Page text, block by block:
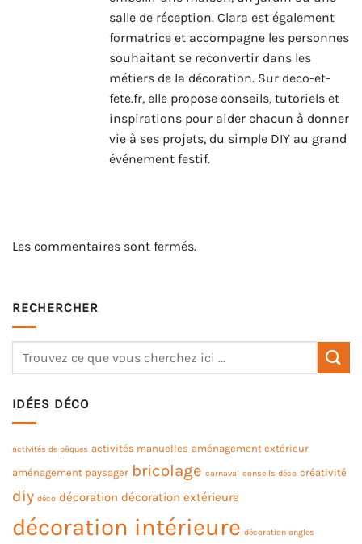
salle de réception. Clara est également
formatrice et accompagne les personnes
souhaitant se reconvertir dans les
métiers de la décoration. Sur deco-et-
fete.fr, elle propose conseils, tutoriels et
inspirations pour aider chacun à donner
vie à ses projets, du simple DIY au grand
événement festif.
Les commentaires sont fermés.
RECHERCHER
IDÉES DÉCO
activités de pâques activités manuelles aménagement extérieur
aménagement paysager bricolage carnaval conseils déco créativité
diy déco décoration décoration extérieure
décoration intérieure décoration ongles